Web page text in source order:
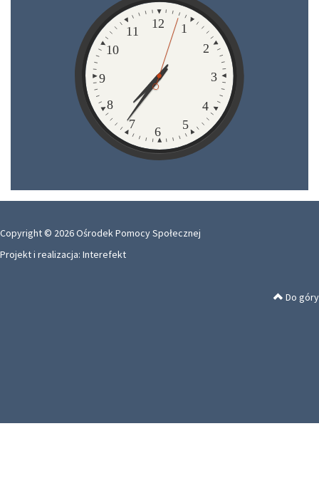
1
2
3
4
5
6
7
8
9
10
11
12
Copyright © 2026 Ośrodek Pomocy Społecznej
Projekt i realizacja: Interefekt
Do góry